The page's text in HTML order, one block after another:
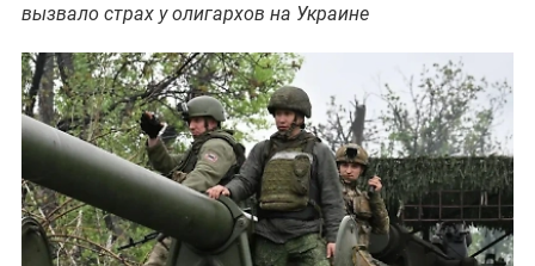
вызвало страх у олигархов на Украине